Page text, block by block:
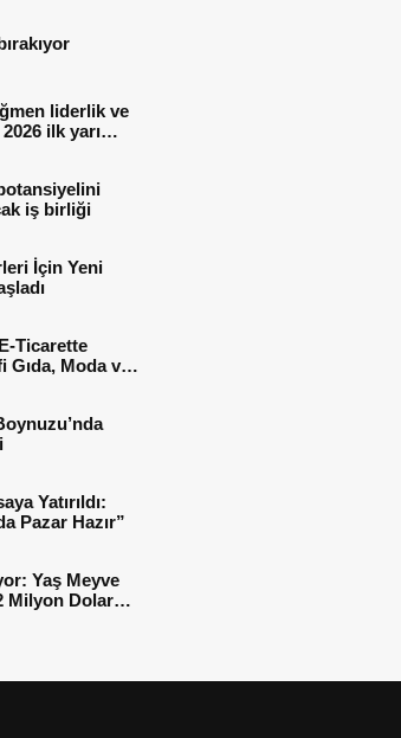
liderlik ve
ilk yarı
iş birliği
İçin Yeni
E-Ticarette
Moda ve
Yatırıldı:
Pazar Hazır”
Yaş Meyve
Milyon Dolar